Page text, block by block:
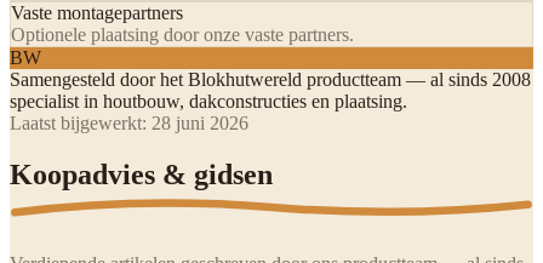
Vaste montagepartners
Optionele plaatsing door onze vaste partners.
BW
Samengesteld door het Blokhutwereld productteam — al sinds 2008
specialist in houtbouw, dakconstructies en plaatsing.
Laatst bijgewerkt: 28 juni 2026
Koopadvies & gidsen